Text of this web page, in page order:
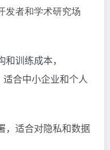
发者和学术研究场
训练成本，
合中小企业和个人
，适合对隐私和数据